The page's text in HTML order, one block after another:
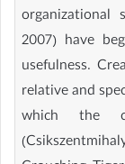
organizational
2007) have
usefulness.
relative and
which the